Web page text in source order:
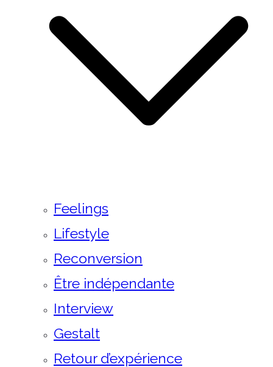
Feelings
Lifestyle
Reconversion
Être indépendante
Interview
Gestalt
Retour d’expérience